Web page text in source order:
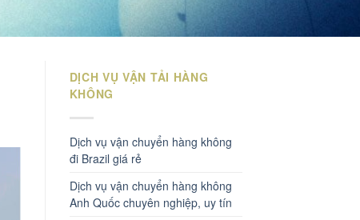
DỊCH VỤ VẬN TẢI HÀNG
KHÔNG
Dịch vụ vận chuyển hàng không
đi Brazil giá rẻ
Dịch vụ vận chuyển hàng không
Anh Quốc chuyên nghiệp, uy tín